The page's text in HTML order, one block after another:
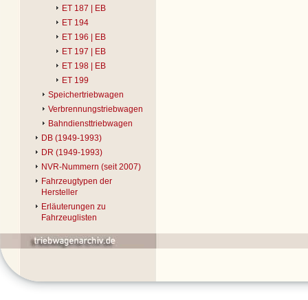
ET 187 | EB
ET 194
ET 196 | EB
ET 197 | EB
ET 198 | EB
ET 199
Speichertriebwagen
Verbrennungstriebwagen
Bahndiensttriebwagen
DB (1949-1993)
DR (1949-1993)
NVR-Nummern (seit 2007)
Fahrzeugtypen der
Hersteller
Erläuterungen zu
Fahrzeuglisten